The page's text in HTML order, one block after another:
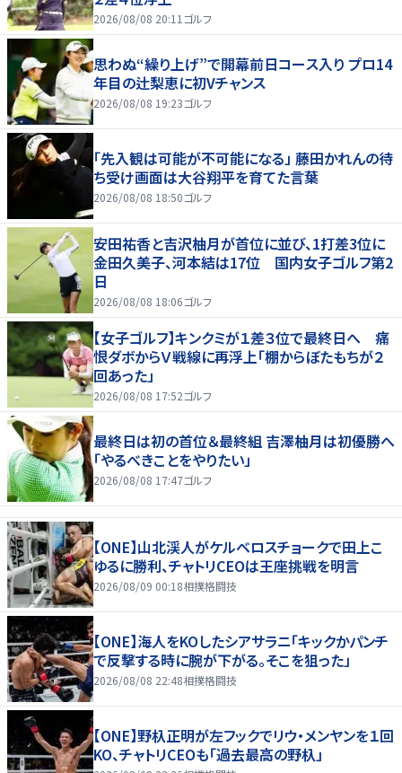
2026/08/08 20:11 ゴルフ
思わぬ“繰り上げ”で開幕前日コース入り プロ14
年目の辻梨恵に初Vチャンス
2026/08/08 19:23ゴルフ
「先入観は可能が不可能になる」 藤田かれんの待
ち受け画面は大谷翔平を育てた言葉
2026/08/08 18:50ゴルフ
安田祐香と吉沢柚月が首位に並び、1打差3位に
金田久美子、河本結は17位 国内女子ゴルフ第2
日
2026/08/08 18:06ゴルフ
【女子ゴルフ】キンクミが１差３位で最終日へ 痛
恨ダボからＶ戦線に再浮上「棚からぼたもちが２
回あった」
2026/08/08 17:52ゴルフ
最終日は初の首位＆最終組 吉澤柚月は初優勝へ
「やるべきことをやりたい」
2026/08/08 17:47ゴルフ
【ONE】山北渓人がケルベロスチョークで田上こ
ゆるに勝利、チャトリCEOは王座挑戦を明言
2026/08/09 00:18相撲格闘技
【ONE】海人をKOしたシアサラニ「キックかパンチ
で反撃する時に腕が下がる。そこを狙った」
2026/08/08 22:48相撲格闘技
【ONE】野杁正明が左フックでリウ・メンヤンを１回
KO、チャトリCEOも「過去最高の野杁」